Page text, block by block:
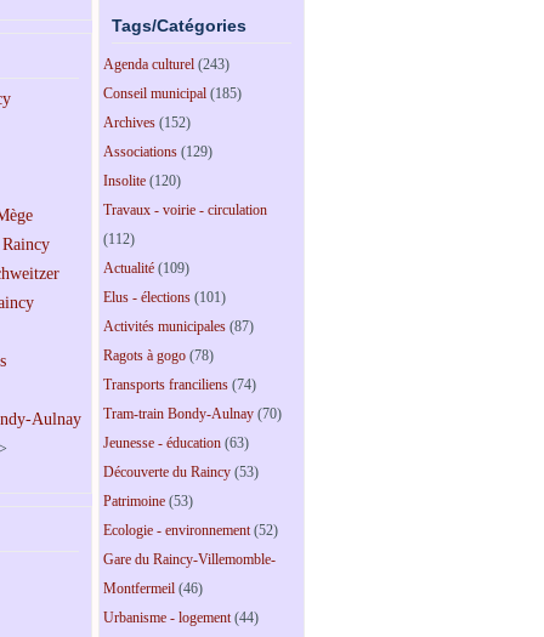
Tags/Catégories
Agenda culturel (243)
Conseil municipal (185)
Archives (152)
Associations (129)
Insolite (120)
Travaux - voirie - circulation
(112)
Actualité (109)
Elus - élections (101)
Activités municipales (87)
Ragots à gogo (78)
Transports franciliens (74)
Tram-train Bondy-Aulnay (70)
Jeunesse - éducation (63)
Découverte du Raincy (53)
Patrimoine (53)
Ecologie - environnement(52)
Gare du Raincy-Villemomble-
Montfermeil (46)
Urbanisme - logement(44)